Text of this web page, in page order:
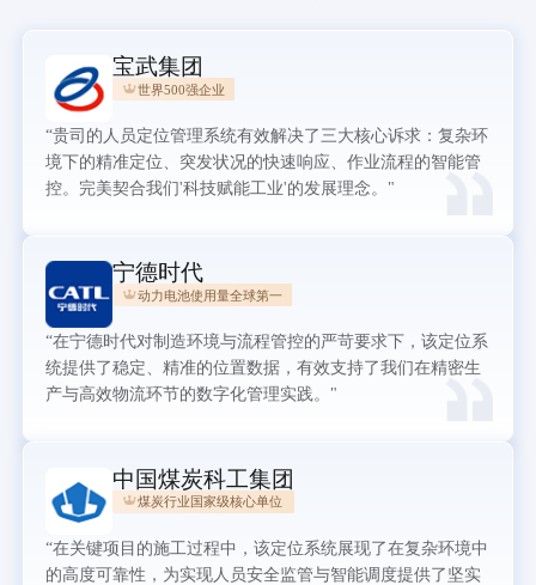
宝武集团
世界500强企业
“贵司的人员定位管理系统有效解决了三大核心诉求：复杂环
境下的精准定位、突发状况的快速响应、作业流程的智能管
控。完美契合我们'科技赋能工业'的发展理念。"
宁德时代
动力电池使用量全球第一
“在宁德时代对制造环境与流程管控的严苛要求下，该定位系
统提供了稳定、精准的位置数据，有效支持了我们在精密生
产与高效物流环节的数字化管理实践。"
中国煤炭科工集团
煤炭行业国家级核心单位
“在关键项目的施工过程中，该定位系统展现了在复杂环境中
的高度可靠性，为实现人员安全监管与智能调度提供了坚实